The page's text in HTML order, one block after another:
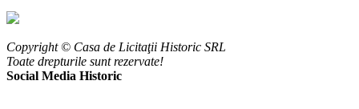
Copyright © Casa de Licitaţii Historic SRL
Toate drepturile sunt rezervate!
Social Media Historic